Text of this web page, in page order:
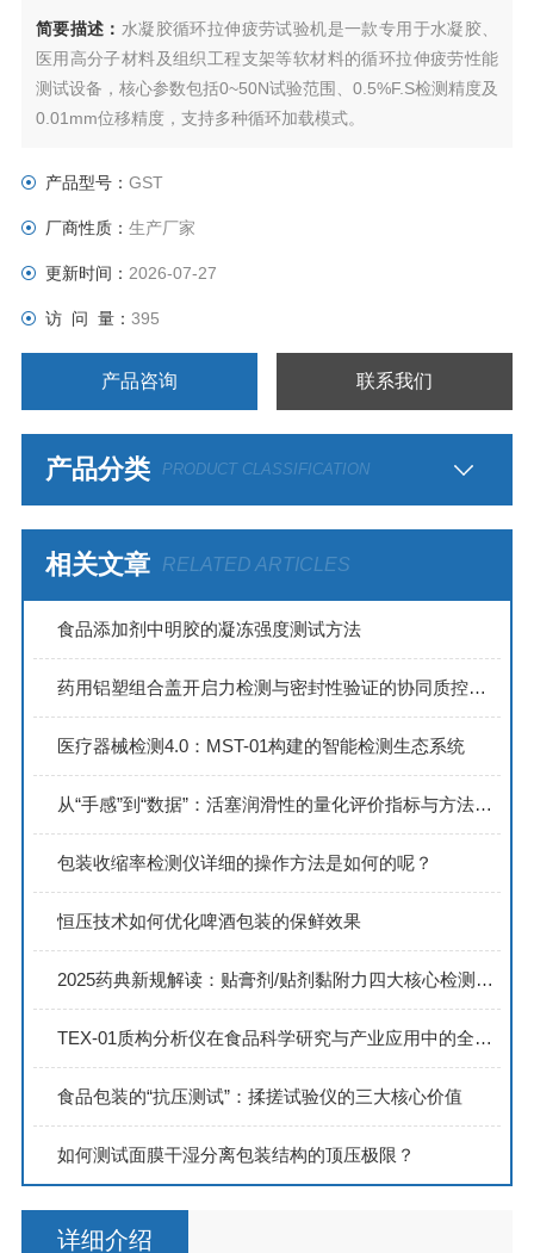
简要描述： 水凝胶循环拉伸疲劳试验机是一款专用于水凝胶、
医用高分子材料及组织工程支架等软材料的循环拉伸疲劳性能
测试设备，核心参数包括0~50N试验范围、0.5%F.S检测精度及
0.01mm位移精度，支持多种循环加载模式。
产品型号： GST
厂商性质： 生产厂家
更新时间： 2026-07-27
访 问 量： 395
产品咨询 联系我们
产品分类 PRODUCT CLASSIFICATION
相关文章 RELATED ARTICLES
食品添加剂中明胶的凝冻强度测试方法
药用铝塑组合盖开启力检测与密封性验证的协同质控策略
医疗器械检测4.0：MST-01构建的智能检测生态系统
从“手感”到“数据”：活塞润滑性的量化评价指标与方法研究
包装收缩率检测仪详细的操作方法是如何的呢？
恒压技术如何优化啤酒包装的保鲜效果
2025药典新规解读：贴膏剂/贴剂黏附力四大核心检测技术全解析
TEX-01质构分析仪在食品科学研究与产业应用中的全面解析
食品包装的“抗压测试”：揉搓试验仪的三大核心价值
如何测试面膜干湿分离包装结构的顶压极限？
详细介绍